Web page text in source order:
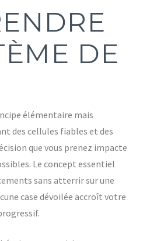
DE
élémentaire mais
des cellules fiables et des
que vous prenez impacte
Le concept essentiel
sans atterrir sur une
case dévoilée accroît votre